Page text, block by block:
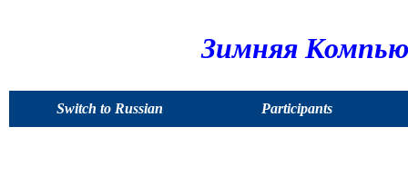
Зимняя
Switch to Russian Participants